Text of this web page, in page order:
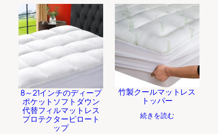
8～21インチのディープ
ポケットソフトダウン
代替フィルマットレス
プロテクターピロート
ップ
竹製クールマットレス
トッパー
続きを読む